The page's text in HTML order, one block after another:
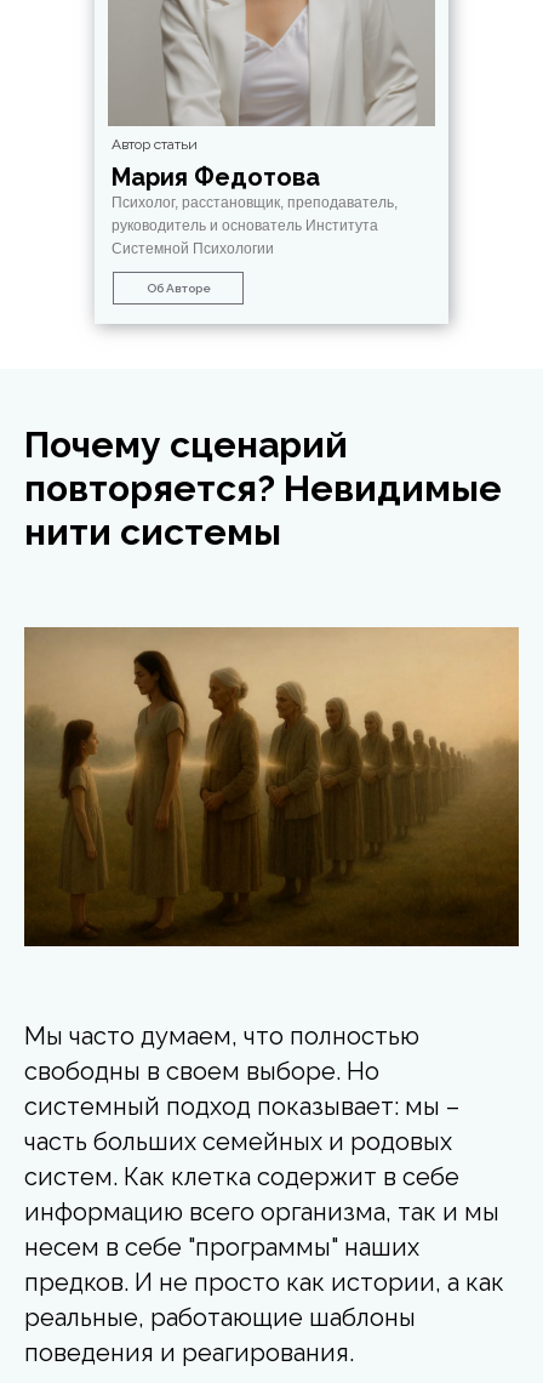
Психолог, расстановщик, преподаватель,
руководитель и основатель Института
Системной Психологии
Автор статьи
Мария Федотова
Об Авторе
Почему сценарий
повторяется? Невидимые
нити системы
Мы часто думаем, что полностью
свободны в своем выборе. Но
системный подход показывает: мы –
часть больших семейных и родовых
систем. Как клетка содержит в себе
информацию всего организма, так и мы
несем в себе "программы" наших
предков. И не просто как истории, а как
реальные, работающие шаблоны
поведения и реагирования.